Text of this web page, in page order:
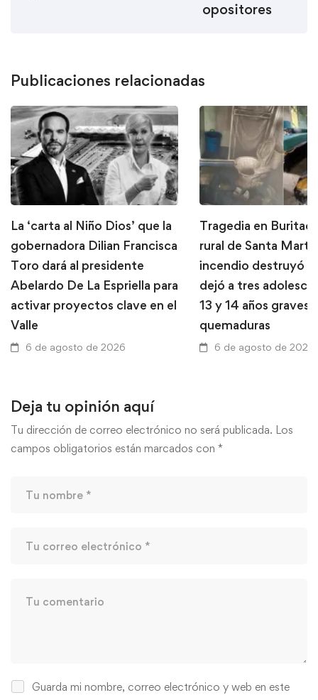
opositores
Publicaciones relacionadas
La ‘carta al Niño Dios’ que la
gobernadora Dilian Francisca
Toro dará al presidente
Abelardo De La Espriella para
activar proyectos clave en el
Valle
6 de agosto de 2026
Tragedia en
rural de Santa
incendio destruyó
dejó a tres
13 y 14 años graves
quemaduras
6 de agosto de 2026
Deja tu opinión aquí
Tu dirección de correo electrónico no será publicada. Los
campos obligatorios están marcados con *
Guarda mi nombre, correo electrónico y web en este